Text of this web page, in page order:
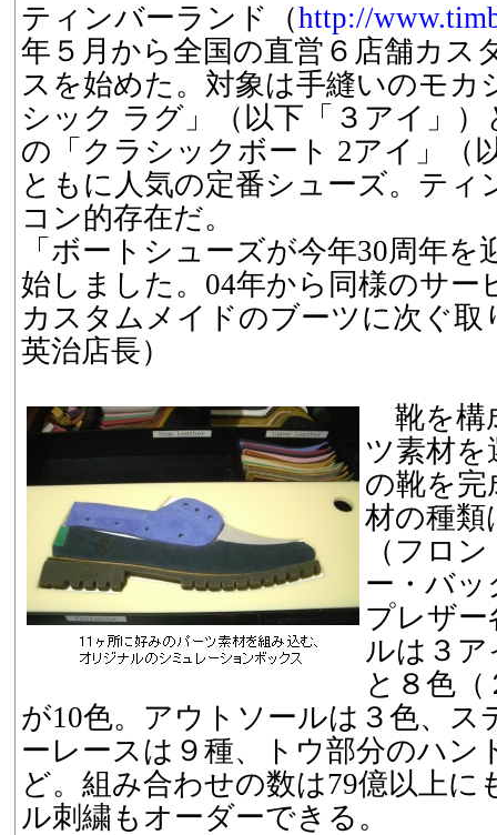
ティンバーランド（http://
年５月から全国の直営６店舗カス
スを始めた。対象は手縫いのモカ
シック ラグ」（以下「３アイ」
の「クラシックボート 2アイ」（
ともに人気の定番シューズ。ティ
コン的存在だ。
「ボートシューズが今年30周年
始しました。04年から同様のサー
カスタムメイドのブーツに次ぐ取
英治店長）
靴を構
ツ素材
の靴を完
材の種類
（フロ
ー・バ
プレザー
ルは３ア
と８色
が10色。アウトソールは３色、ス
ーレースは９種、トウ部分のハン
ど。組み合わせの数は79億以上
ル刺繍もオーダーできる。